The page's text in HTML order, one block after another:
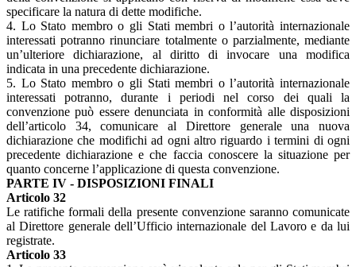
specificare la natura di dette modifiche.
4. Lo Stato membro o gli Stati membri o l’autorità internazionale
interessati potranno rinunciare totalmente o parzialmente, mediante
un’ulteriore dichiarazione, al diritto di invocare una modifica
indicata in una precedente dichiarazione.
5. Lo Stato membro o gli Stati membri o l’autorità internazionale
interessati potranno, durante i periodi nel corso dei quali la
convenzione può essere denunciata in conformità alle disposizioni
dell’articolo 34, comunicare al Direttore generale una nuova
dichiarazione che modifichi ad ogni altro riguardo i termini di ogni
precedente dichiarazione e che faccia conoscere la situazione per
quanto concerne l’applicazione di questa convenzione.
PARTE IV - DISPOSIZIONI FINALI
Articolo 32
Le ratifiche formali della presente convenzione saranno comunicate
al Direttore generale dell’Ufficio internazionale del Lavoro e da lui
registrate.
Articolo 33